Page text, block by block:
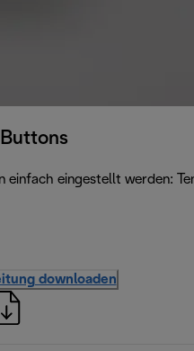
einfach eingestellt werden:
downloaden